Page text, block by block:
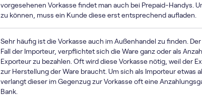
vorgesehenen Vorkasse findet man auch bei Prepaid-Handys.
zu können, muss ein Kunde diese erst entsprechend aufladen.
Sehr häufig ist die Vorkasse auch im Außenhandel zu finden.
Fall der Importeur, verpflichtet sich die Ware ganz oder als
Exporteur zu bezahlen. Oft wird diese Vorkasse nötig, weil der
zur Herstellung der Ware braucht. Um sich als Importeur etwas
verlangt dieser im Gegenzug zur Vorkasse oft eine
Bank.